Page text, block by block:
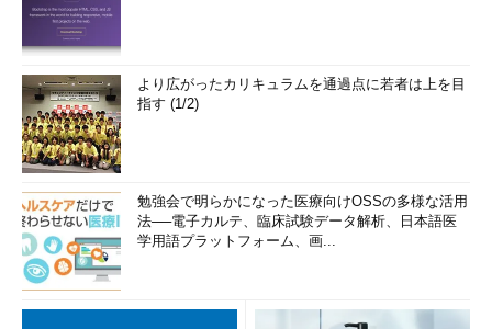
より広がったカリキュラムを通過点に若者は上を目
指す (1/2)
勉強会で明らかになった医療向けOSSの多様な活用
法──電子カルテ、臨床試験データ解析、日本語医
学用語プラットフォーム、画...